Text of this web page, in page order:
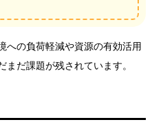
への負荷軽減や資源の有効活用
まだ課題が残されています。